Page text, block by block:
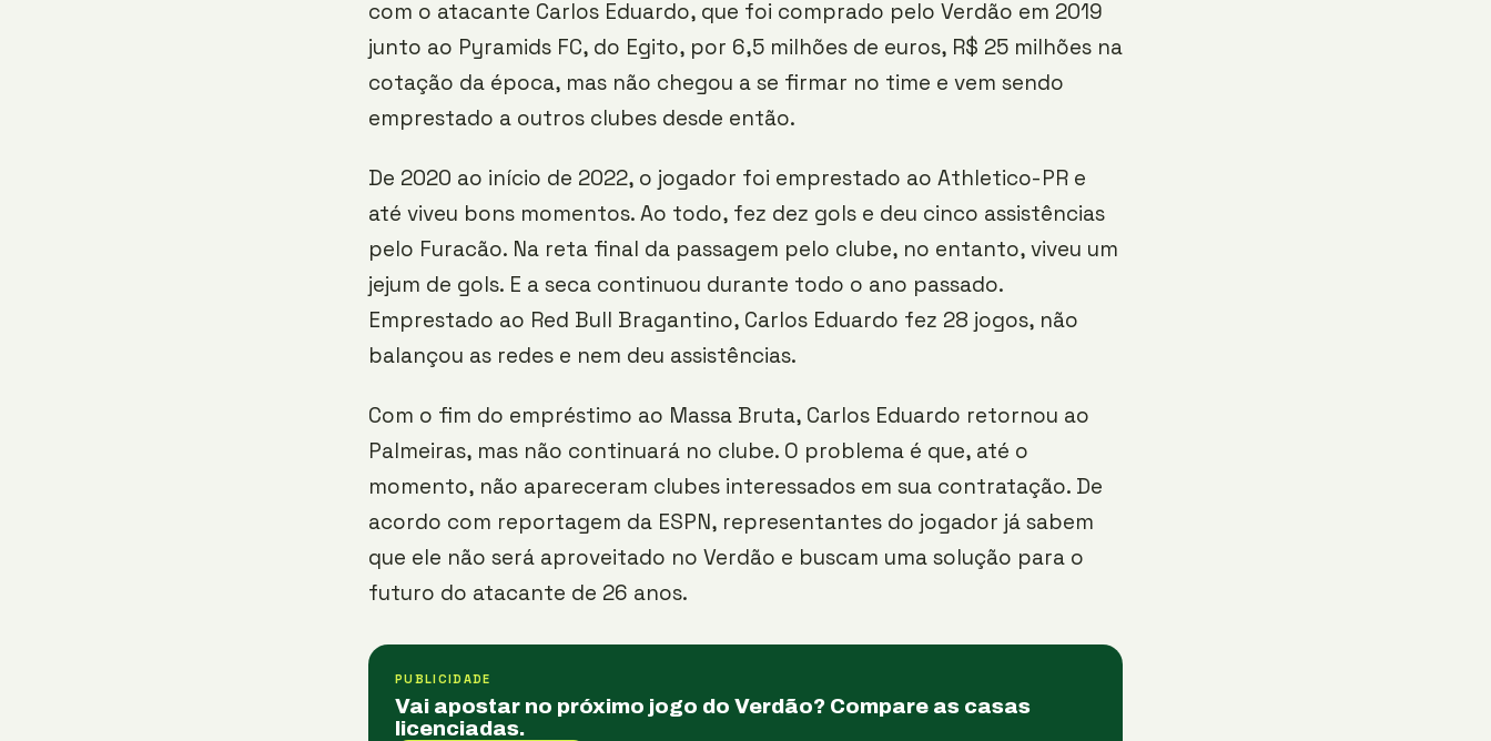
com o atacante Carlos Eduardo, que foi comprado pelo Verdão em 2019
junto ao Pyramids FC, do Egito, por 6,5 milhões de euros, R$ 25 milhões na
cotação da época, mas não chegou a se firmar no time e vem sendo
emprestado a outros clubes desde então.
De 2020 ao início de 2022, o jogador foi emprestado ao Athletico-PR e
até viveu bons momentos. Ao todo, fez dez gols e deu cinco assistências
pelo Furacão. Na reta final da passagem pelo clube, no entanto, viveu um
jejum de gols. E a seca continuou durante todo o ano passado.
Emprestado ao Red Bull Bragantino, Carlos Eduardo fez 28 jogos, não
balançou as redes e nem deu assistências.
Com o fim do empréstimo ao Massa Bruta, Carlos Eduardo retornou ao
Palmeiras, mas não continuará no clube. O problema é que, até o
momento, não apareceram clubes interessados em sua contratação. De
acordo com reportagem da ESPN, representantes do jogador já sabem
que ele não será aproveitado no Verdão e buscam uma solução para o
futuro do atacante de 26 anos.
PUBLICIDADE
Vai apostar no próximo jogo do Verdão? Compare as casas
licenciadas.